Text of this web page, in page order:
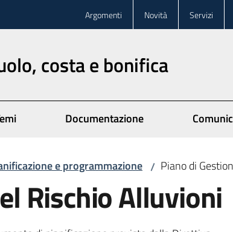
Argomenti Novità Servizi
costa e bonifica
Documentazione
e programmazione / Piano di
Rischio Alluvioni